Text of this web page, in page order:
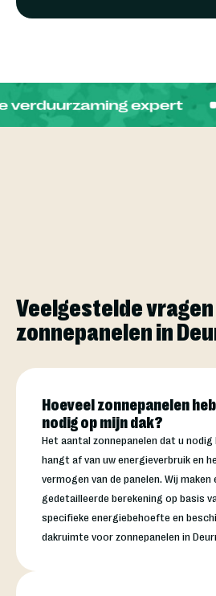
Veelgestelde
zonnepanelen in
Hoeveel zonnepanelen
nodig op mijn dak?
Het aantal zonnepanelen dat u nodig
hangt af van uw energieverbruik en
vermogen van de panelen. Wij maken
gedetailleerde berekening op basis
specifieke energiebehoefte en
dakruimte voor zonnepanelen in